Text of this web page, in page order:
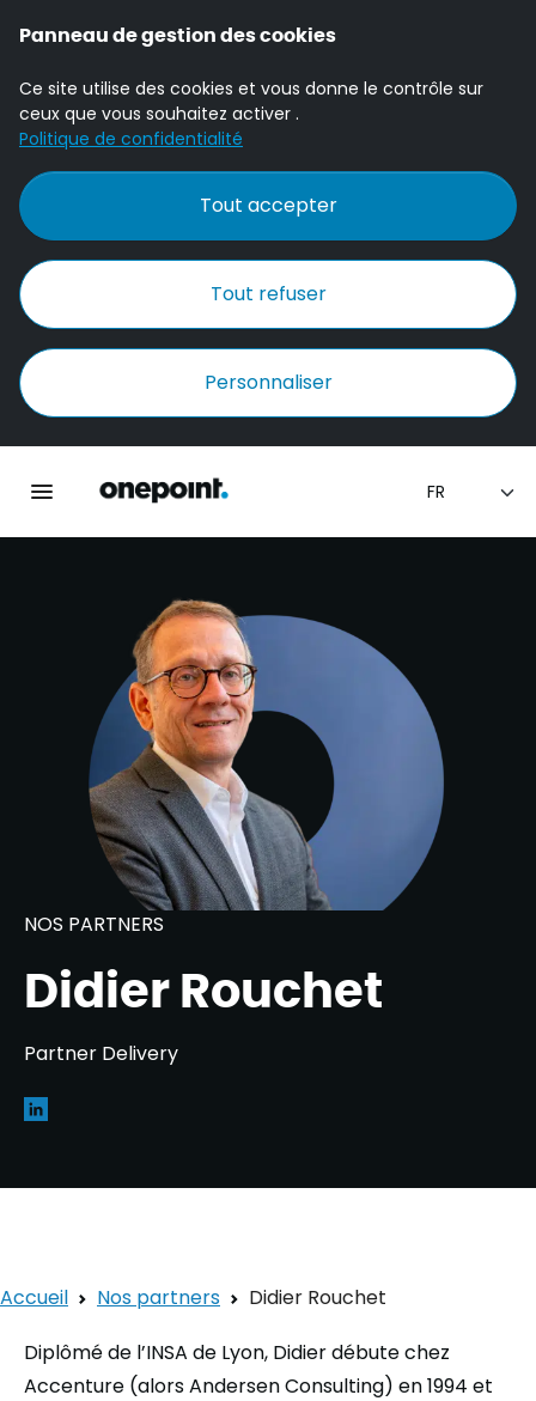
Panneau de gestion des cookies
Ce site utilise des cookies et vous donne le contrôle sur
ceux que vous souhaitez activer .
Politique de confidentialité
Tout accepter
Tout refuser
Personnaliser
Accueil Onepoint
NOS PARTNERS
Didier Rouchet
Partner Delivery
Accueil Nos partners
Didier Rouchet
Diplômé de l’INSA de Lyon, Didier débute chez
Accenture (alors Andersen Consulting) en 1994 et